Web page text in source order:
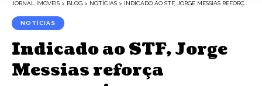
JORNAL IMOVEIS > BLOG > NOTÍCIAS > INDICADO AO STF, JORGE MESSIAS REFORÇA COMPROMISSO COM IMPARCIALIDADE E SEPARAÇÃO DOS PODERES EM CARTA AO SENADO
NOTÍCIAS
Indicado ao STF, Jorge
Messias reforça